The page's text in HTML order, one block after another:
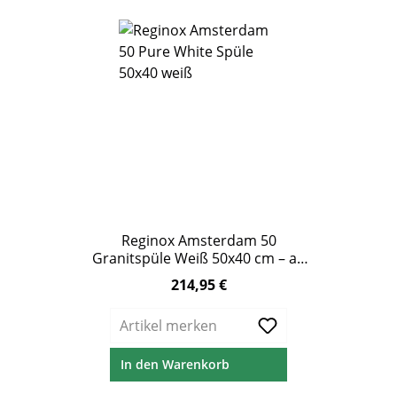
Reginox Amsterdam 50
Granitspüle Weiß 50x40 cm – ab
60 cm Unterschrank
Regulärer Preis:
214,95 €
Artikel merken
In den Warenkorb